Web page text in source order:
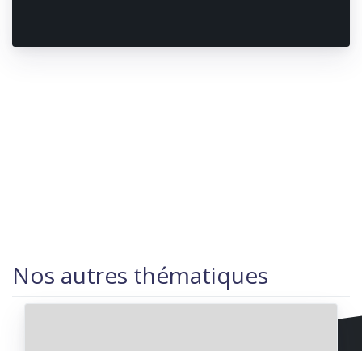
Nos autres thématiques